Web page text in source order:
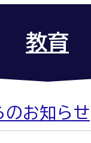
教育
のお知らせ